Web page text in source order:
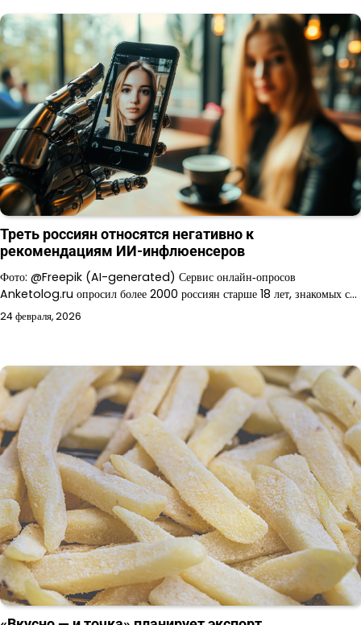
Треть россиян относятся негативно к
рекомендациям ИИ-инфлюенсеров
Фото: @Freepik (AI-generated) Сервис онлайн‑опросов
Anketolog.ru опросил более 2000 россиян старше 18 лет, знакомых с…
24 февраля, 2026